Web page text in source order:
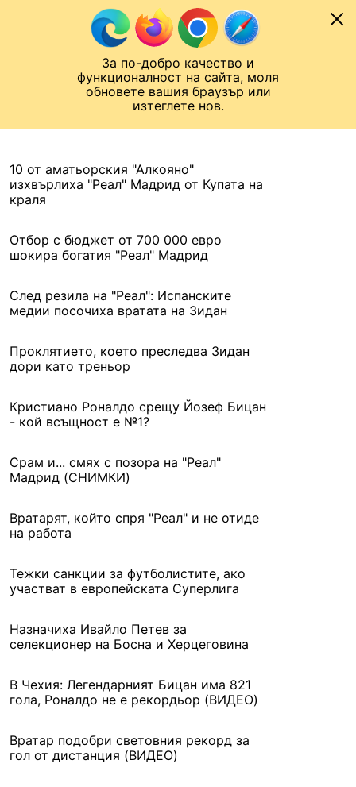
За по-добро качество и
функционалност на сайта, моля
обновете вашия браузър или
изтеглете нов.
Към съдържанието
Лига на Конференциите
10 от аматьорския "Алкояно"
изхвърлиха "Реал" Мадрид от Купата на
краля
Отбор с бюджет от 700 000 евро
шокира богатия "Реал" Мадрид
След резила на "Реал": Испанските
медии посочиха вратата на Зидан
Проклятието, което преследва Зидан
дори като треньор
Кристиано Роналдо срещу Йозеф Бицан
- кой всъщност е №1?
Срам и... смях с позора на "Реал"
Мадрид (СНИМКИ)
Вратарят, който спря "Реал" и не отиде
на работа
Тежки санкции за футболистите, ако
участват в европейската Суперлига
Назначиха Ивайло Петев за
селекционер на Босна и Херцеговина
В Чехия: Легендарният Бицан има 821
гола, Роналдо не е рекордьор (ВИДЕО)
Вратар подобри световния рекорд за
гол от дистанция (ВИДЕО)